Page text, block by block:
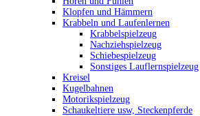
Klopfen und Hämmern
Krabbeln und Laufenlernen
Krabbelspielzeug
Nachziehspielzeug
Schiebespielzeug
Sonstiges Lauflernspielzeug
Kreisel
Kugelbahnen
Motorikspielzeug
Schaukeltiere usw, Steckenpferde